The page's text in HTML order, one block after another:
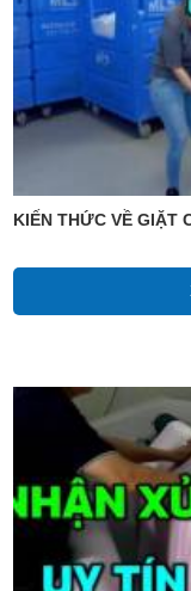
KIẾN THỨC VỀ GIẶT